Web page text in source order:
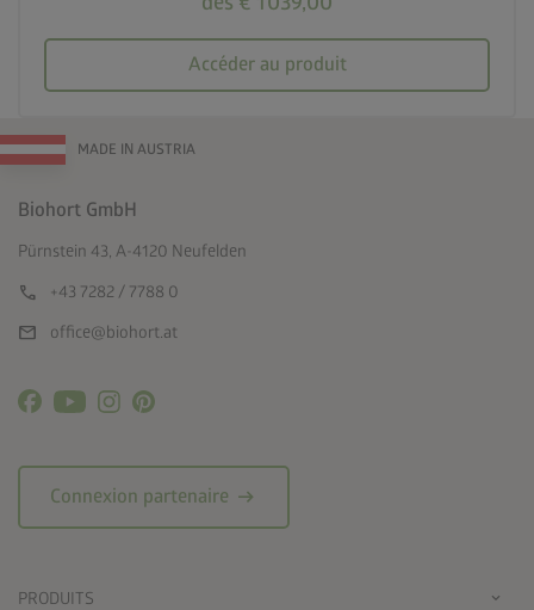
Accéder au produit
MADE IN AUSTRIA
Biohort GmbH
Pürnstein 43, A-4120 Neufelden
call +43 7282 / 7788 0
mail office@biohort.at
Connexion partenaire arrow_right_alt
PRODUITS